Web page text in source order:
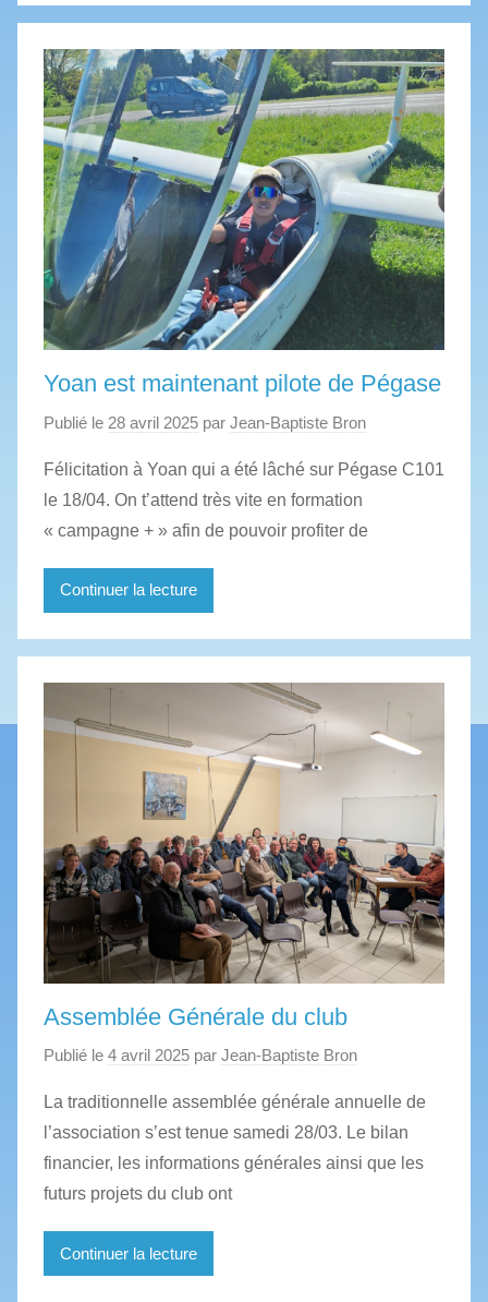
Yoan est maintenant pilote de Pégase
Publié le 28 avril 2025 par Jean-Baptiste Bron
Félicitation à Yoan qui a été lâché sur Pégase C101
le 18/04. On t’attend très vite en formation
« campagne + » afin de pouvoir profiter de
Continuer la lecture
Assemblée Générale du club
Publié le 4 avril 2025 par Jean-Baptiste Bron
La traditionnelle assemblée générale annuelle de
l’association s’est tenue samedi 28/03. Le bilan
financier, les informations générales ainsi que les
futurs projets du club ont
Continuer la lecture